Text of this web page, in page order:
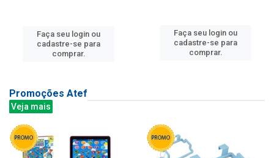
Faça seu login ou
cadastre-se para
comprar.
Faça seu login ou
cadastre-se para
comprar.
Promoções Atef
Veja mais